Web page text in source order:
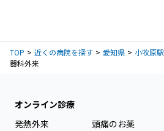
TOP 近くの病院を探す 愛知県 小牧原駅
器科外来
オンライン診療
発熱外来
頭痛のお薬